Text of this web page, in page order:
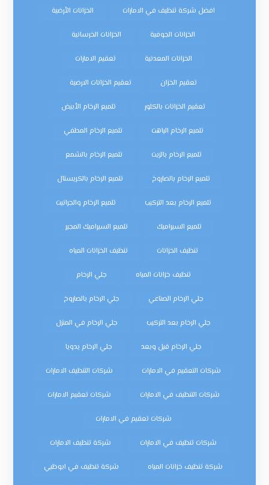
افضل شركة تنظيف في الامارات الخزانات الأرضية
الخزانات الجوفية الخزانات الخرسانية
الخزانات المعدنية تعقيم الامارات
تعقيم الخزان تعقيم الخزانات الارضية
تعقيم الخزانات بالكلور تلميع الرخام الأبيض
تلميع الرخام الباهت تلميع الرخام المطفي
تلميع الرخام بالزيت تلميع الرخام بالشمع
تلميع الرخام بالصاروخ تلميع الرخام بالكريستال
تلميع الرخام بعد التركيب تلميع الرخام والجرانيت
تلميع السيراميك تلميع السيراميك المجير
تنظيف الخزانات تنظيف الخزانات المياه
تنظيف خزانات المياه جلي الرخام
جلي الرخام الصناعي جلي الرخام بالصاروخ
جلي الرخام بعد التركيب جلي الرخام في المنزل
جلي الرخام قبل وبعد جلي الرخام يدويا
شركات التعقيم في الامارات شركات التنظيف الامارات
شركات التنظيف في الامارات شركات تعقيم الامارات
شركات تعقيم في الامارات
شركات تنظيف في الامارات شركة تنظيف الامارات
شركة تنظيف خزانات المياه شركة تنظيف في ابوظبي